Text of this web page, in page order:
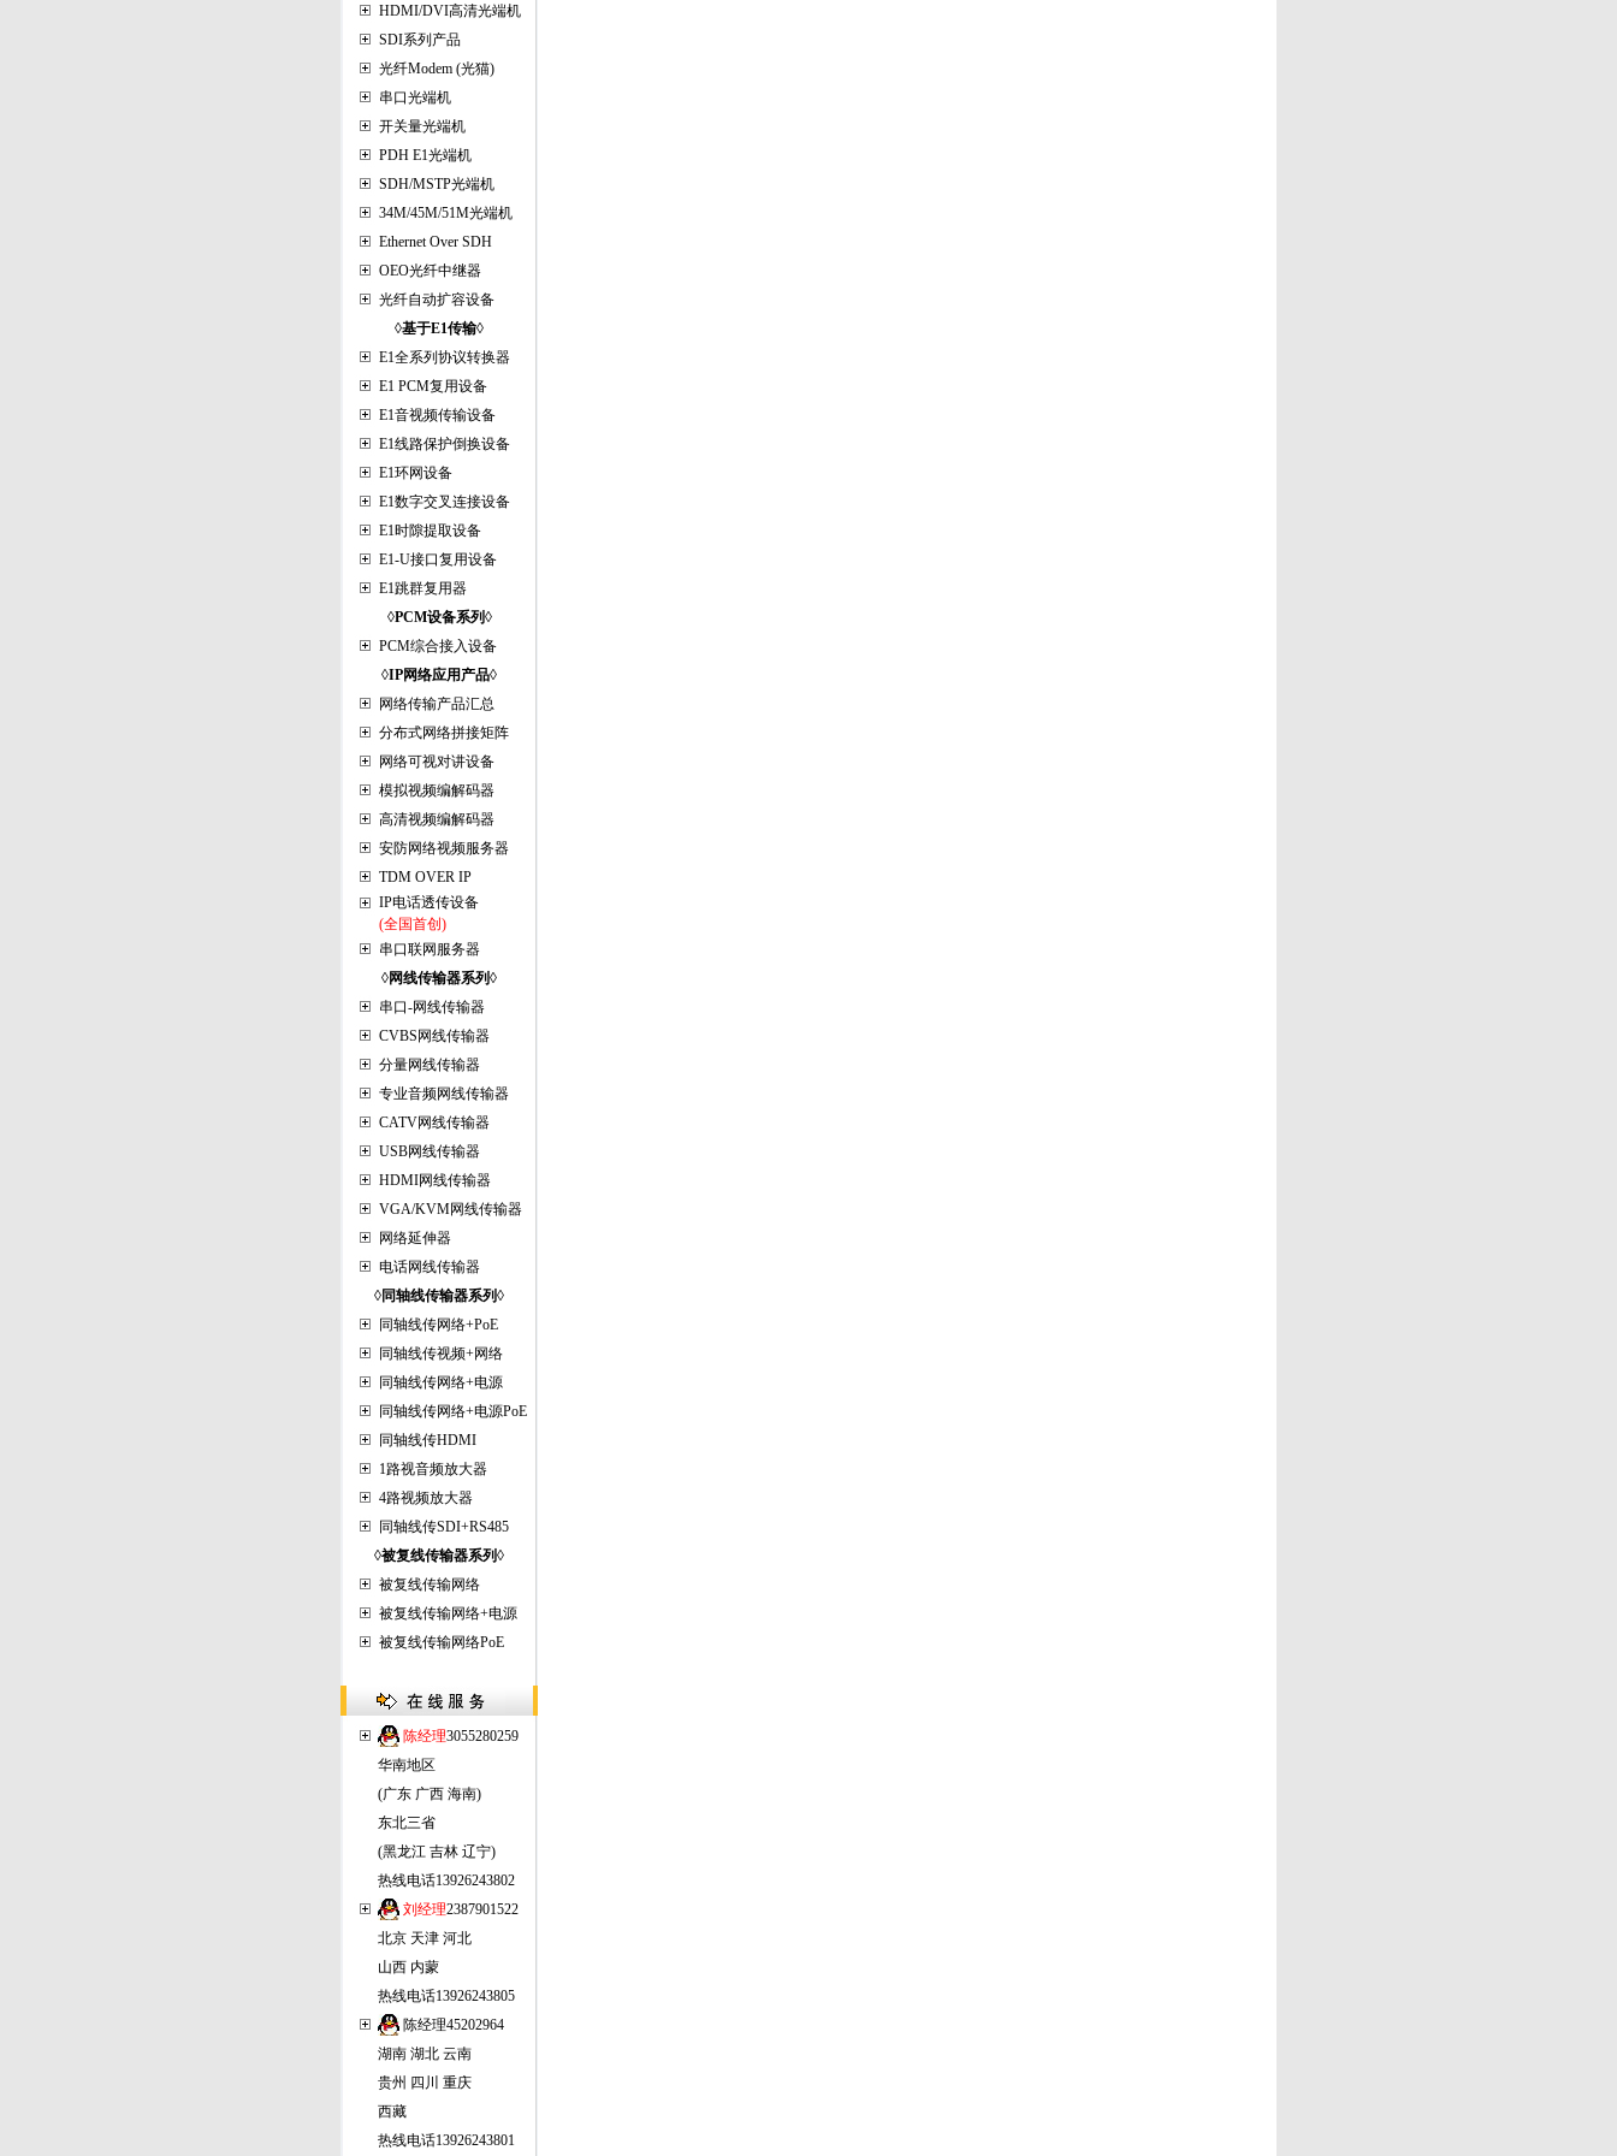
HDMI/DVI高清光端机
SDI系列产品
光纤Modem (光猫)
串口光端机
开关量光端机
PDH E1光端机
SDH/MSTP光端机
34M/45M/51M光端机
Ethernet Over SDH
OEO光纤中继器
光纤自动扩容设备
◊基于E1传输◊
E1全系列协议转换器
E1 PCM复用设备
E1音视频传输设备
E1线路保护倒换设备
E1环网设备
E1数字交叉连接设备
E1时隙提取设备
E1-U接口复用设备
E1跳群复用器
◊PCM设备系列◊
PCM综合接入设备
◊IP网络应用产品◊
网络传输产品汇总
分布式网络拼接矩阵
网络可视对讲设备
模拟视频编解码器
高清视频编解码器
安防网络视频服务器
TDM OVER IP
IP电话透传设备
(全国首创)
串口联网服务器
◊网线传输器系列◊
串口-网线传输器
CVBS网线传输器
分量网线传输器
专业音频网线传输器
CATV网线传输器
USB网线传输器
HDMI网线传输器
VGA/KVM网线传输器
网络延伸器
电话网线传输器
◊同轴线传输器系列◊
同轴线传网络+PoE
同轴线传视频+网络
同轴线传网络+电源
同轴线传网络+电源PoE
同轴线传HDMI
1路视音频放大器
4路视频放大器
同轴线传SDI+RS485
◊被复线传输器系列◊
被复线传输网络
被复线传输网络+电源
被复线传输网络PoE
陈经理3055280259
华南地区
(广东 广西 海南)
东北三省
(黑龙江 吉林 辽宁)
热线电话13926243802
刘经理2387901522
北京 天津 河北
山西 内蒙
热线电话13926243805
陈经理45202964
湖南 湖北 云南
贵州 四川 重庆
西藏
热线电话13926243801